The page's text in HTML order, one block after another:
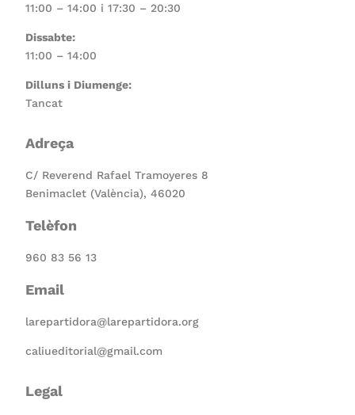
11:00 – 14:00 i 17:30 – 20:30
Dissabte:
11:00 – 14:00
Dilluns i Diumenge:
Tancat
Adreça
C/ Reverend Rafael Tramoyeres 8
Benimaclet (València), 46020
Telèfon
960 83 56 13
Email
larepartidora@larepartidora.org
caliueditorial@gmail.com
Legal